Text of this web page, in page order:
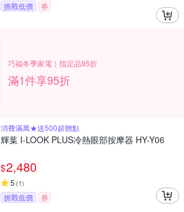
挑戰低價 券
巧福冬季家電｜指定品95折
滿1件享95折
消費滿萬★送500超贈點
輝葉 I-LOOK PLUS冷熱眼部按摩器 HY-Y06
$2,480
5 (1)
挑戰低價
券